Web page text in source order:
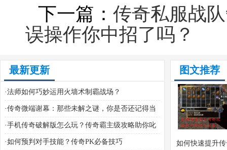
下一篇： 传奇私服战
误操作你中招了吗？
最新更新
·法师如何巧妙运用火墙术制霸战场？
·传奇微端谢幕：那些未解之谜，你是否还记得当
年的热血攻略？
·手机传奇破解版怎么玩？传奇霸主级攻略助你叱
咤风云
·如何预判对手技能？传奇PK必备技巧
图文推荐
如何快速提升